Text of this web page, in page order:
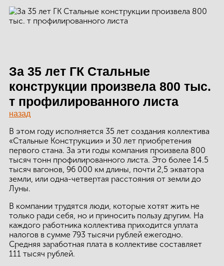
КАЛЬКУЛЯТОР
МЕТАЛЛОКОНСТРУКЦИЙ
ЗДАНИЙ
ПРОЕКТИРОВАНИЕ
СКЛАДЫ
ПРОЕКТЫ
КАЧЕСТВО
МОНТАЖ
За 35 лет ГК Стальные
конструкции произвела 800 тыс.
т профилированного листа
назад
В этом году исполняется 35 лет создания коллектива
«Стальные Конструкции» и 30 лет приобретения
первого стана. За эти годы компания произвела 800
тысяч тонн профилированного листа. Это более 14.5
тысяч вагонов, 96 000 км длины, почти 2,5 экватора
земли, или одна-четвертая расстояния от земли до
Луны.
В компании трудятся люди, которые хотят жить не
только ради себя, но и приносить пользу другим. На
каждого работника коллектива приходится уплата
налогов в сумме 793 тысячи рублей ежегодно.
Средняя заработная плата в коллективе составляет
111 тысяч рублей.